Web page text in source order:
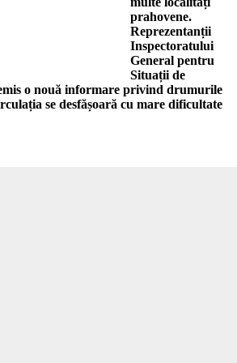
prahovene.
Reprezentanții
Inspectoratului
General pentru
Situații de
o nouă informare privind drumurile
se desfășoară cu mare dificultate